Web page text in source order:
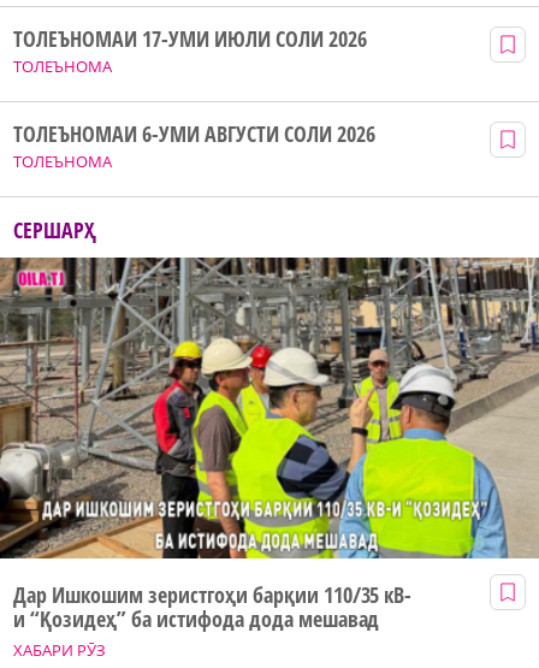
ТОЛЕЪНОМА
ТОЛЕЪНОМАИ 17-УМИ ИЮЛИ СОЛИ 2026
ТОЛЕЪНОМА
ТОЛЕЪНОМАИ 6-УМИ АВГУСТИ СОЛИ 2026
СЕРШАРҲ
ХАБАРИ РӮЗ
Дар Ишкошим зеристгоҳи барқии 110/35 кВ-
и “Қозидеҳ” ба истифода дода мешавад